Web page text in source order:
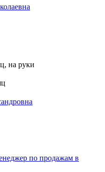
на руки
по продажам в